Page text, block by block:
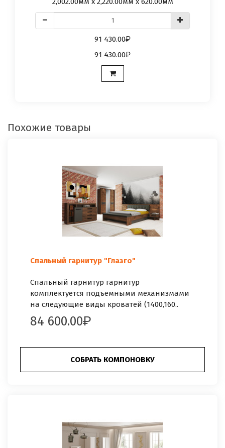
91 430.00
91 430.00
Похожие товары
Спальный гарнитур "Глазго"
Спальный гарнитур гарнитур
комплектуется подъемными механизмами
на следующие виды кроватей (1400,160..
84 600.00
СОБРАТЬ КОМПОНОВКУ